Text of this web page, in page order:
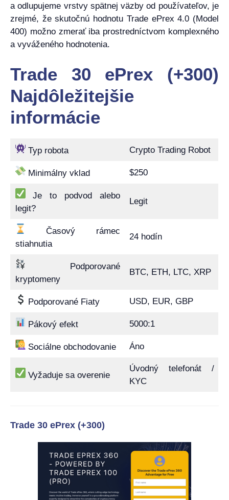
a odlupujeme vrstvy spätnej väzby od používateľov, je
zrejmé, že skutočnú hodnotu Trade ePrex 4.0 (Model
400) možno zmerať iba prostredníctvom komplexného
a vyváženého hodnotenia.
Trade 30 ePrex (+300)
Najdôležitejšie
informácie
Typ robota Crypto Trading Robot
Minimálny vklad $250
Je to podvod alebo
legit?
Legit
stiahnutia
24 hodín
kryptomeny
BTC, ETH, LTC, XRP
Podporované Fiaty USD, EUR, GBP
Pákový efekt 5000:1
Sociálne obchodovanie Áno
Vyžaduje sa overenie
Úvodný telefonát /
KYC
Trade 30 ePrex (+300)